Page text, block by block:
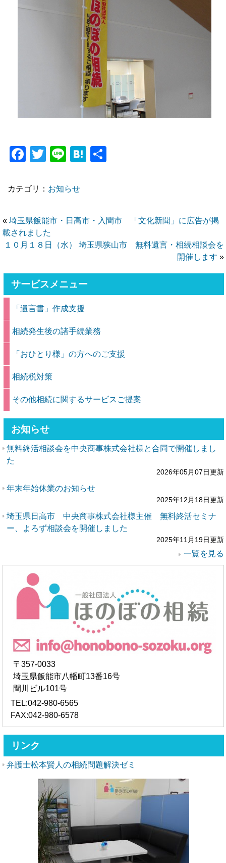
Facebook
Twitter
LineHatena
カテゴリ： お知らせ
« 埼玉県飯能市・日高市・入間市 「文化新聞」に広告が掲
載されました
１０月１８日（水） 埼玉県狭山市 無料遺言・相続相談会を
開催します »
サービスメニュー
「遺言書」作成支援
相続発生後の諸手続業務
「おひとり様」の方へのご支援
相続税対策
その他相続に関するサービスご提案
お知らせ
無料終活相談会を中央商事株式会社様と合同で開催しまし
た
2026年05月07日更新
年末年始休業のお知らせ
2025年12月18日更新
埼玉県日高市 中央商事株式会社様主催 無料終活セミナ
ー、よろず相談会を開催しました
2025年11月19日更新
一覧を見る
〒357-0033
埼玉県飯能市八幡町13番16号
間川ビル101号
TEL:042-980-6565
FAX:042-980-6578
リンク
弁護士松本賢人の相続問題解決ゼミ